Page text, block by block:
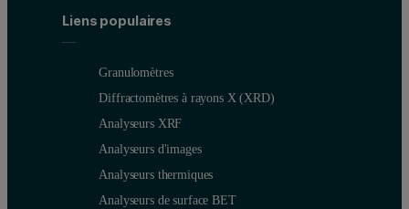
Liens populaires
Granulomètres
Diffractomètres à rayons X (XRD)
Analyseurs XRF
Analyseurs d'images
Analyseurs thermiques
Analyseurs de surface BET